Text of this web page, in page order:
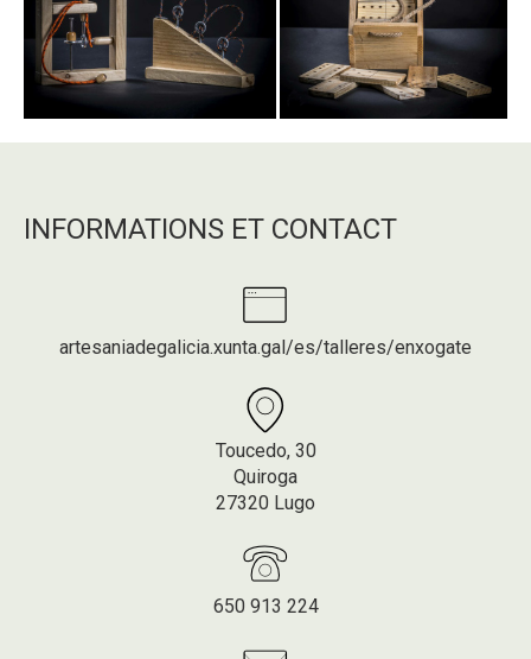
INFORMATIONS ET CONTACT
artesaniadegalicia.xunta.gal/es/talleres/enxogate
Toucedo, 30
Quiroga
27320 Lugo
650 913 224